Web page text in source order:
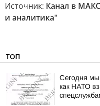
Источник: Канал в
и аналитика"
ТОП
Сегодня мы
как НАТО